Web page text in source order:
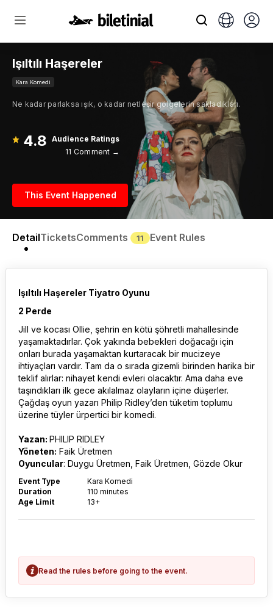
Işıltılı Haşereler
Kara Komedi
Ne kadar parlaksa ışık, o kadar netleşir gölgelerin sakladıkları.
4.8 Audience Ratings
11 Comment →
This Event Happened
DetailTicketsComments 11 Event Rules
Işıltılı Haşereler Tiyatro Oyunu
2 Perde
Jill ve kocası Ollie, şehrin en kötü şöhretli mahallesinde
yaşamaktadırlar. Çok yakında bebekleri doğacağı için
onları burada yaşamaktan kurtaracak bir mucizeye
ihtiyaçları vardır. Tam da o sırada gizemli birinden harika bir
teklif alırlar: nihayet kendi evleri olacaktır. Ama daha eve
taşındıkları ilk gece akılalmaz olayların içine düşerler.
Çağdaş oyun yazarı Philip Ridley’den tüketim toplumu
üzerine tüyler ürpertici bir komedi.
Yazan: PHILIP RIDLEY
Yöneten: Faik Üretmen
Oyuncular: Duygu Üretmen, Faik Üretmen, Gözde Okur
Event Type
Kara Komedi
Duration
110 minutes
Age Limit
13+
Read the rules before going to the event.